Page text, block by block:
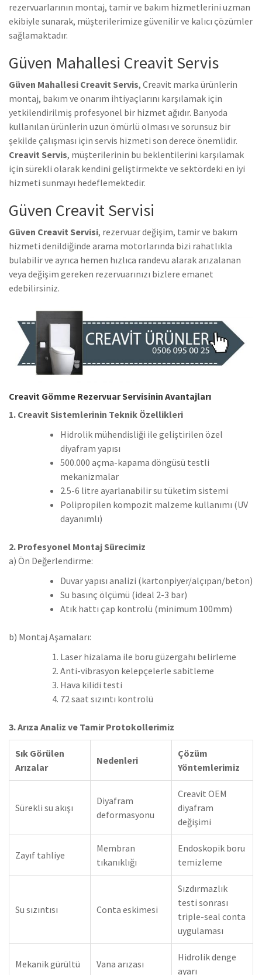
rezervuarlarının montaj, tamir ve bakım hizmetlerini uzman
ekibiyle sunarak, müşterilerimize güvenilir ve kalıcı çözümler
sağlamaktadır.
Güven Mahallesi Creavit Servis
Güven Mahallesi Creavit Servis, Creavit marka ürünlerin
montaj, bakım ve onarım ihtiyaçlarını karşılamak için
yetkilendirilmiş profesyonel bir hizmet ağıdır. Banyoda
kullanılan ürünlerin uzun ömürlü olması ve sorunsuz bir
şekilde çalışması için servis hizmeti son derece önemlidir.
Creavit Servis, müşterilerinin bu beklentilerini karşılamak
için sürekli olarak kendini geliştirmekte ve sektördeki en iyi
hizmeti sunmayı hedeflemektedir.
Güven Creavit Servisi
Güven Creavit Servisi, rezervuar değişim, tamir ve bakım
hizmeti denildiğinde arama motorlarında bizi rahatlıkla
bulabilir ve ayrıca hemen hızlıca randevu alarak arızalanan
veya değişim gereken rezervuarınızı bizlere emanet
edebilirsiniz.
Creavit Gömme Rezervuar Servisinin Avantajları
1. Creavit Sistemlerinin Teknik Özellikleri
Hidrolik mühendisliği ile geliştirilen özel
diyafram yapısı
500.000 açma-kapama döngüsü testli
mekanizmalar
2.5-6 litre ayarlanabilir su tüketim sistemi
Polipropilen kompozit malzeme kullanımı (UV
dayanımlı)
2. Profesyonel Montaj Sürecimiz
a) Ön Değerlendirme:
Duvar yapısı analizi (kartonpiyer/alçıpan/beton)
Su basınç ölçümü (ideal 2-3 bar)
Atık hattı çap kontrolü (minimum 100mm)
b) Montaj Aşamaları:
Laser hizalama ile boru güzergahı belirleme
Anti-vibrasyon kelepçelerle sabitleme
Hava kilidi testi
72 saat sızıntı kontrolü
3. Arıza Analiz ve Tamir Protokollerimiz
Sık Görülen
Arızalar
Nedenleri
Çözüm
Yöntemlerimiz
Sürekli su akışı
Diyafram
deformasyonu
Creavit OEM
diyafram
değişimi
Zayıf tahliye
Membran
tıkanıklığı
Endoskopik boru
temizleme
Su sızıntısı Conta eskimesi
Sızdırmazlık
testi sonrası
triple-seal conta
uygulaması
Mekanik gürültü Vana arızası
Hidrolik denge
ayarı